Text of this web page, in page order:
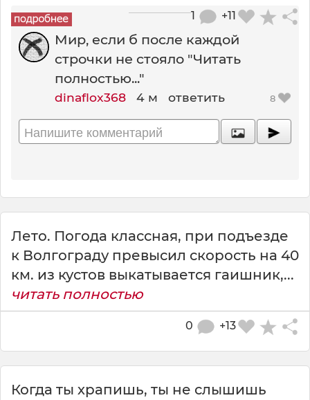
+11
1
Мир, если б после каждой
строчки не стояло "Читать
полностью..."
dinaflox368 4 м ответить 8
Лето. Погода классная, при подъезде
к Волгограду превысил скорость на 40
км. из кустов выкатывается гаишник,...
читать полностью
+13
0
Когда ты храпишь, ты не слышишь